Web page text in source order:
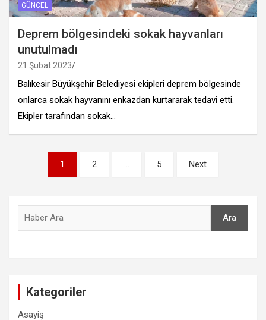
GÜNCEL
Deprem bölgesindeki sokak hayvanları
unutulmadı
21 Şubat 2023
Balıkesir Büyükşehir Belediyesi ekipleri deprem bölgesinde
onlarca sokak hayvanını enkazdan kurtararak tedavi etti.
Ekipler tarafından sokak…
sayfalandırması
1 2 5 Next
Ara
Kategoriler
Asayiş